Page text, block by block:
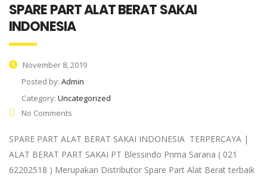
SPARE PART ALAT BERAT SAKAI
INDONESIA
November 8, 2019
Posted by: Admin
Category: Uncategorized
No Comments
SPARE PART ALAT BERAT SAKAI INDONESIA TERPERCAYA |
ALAT BERAT PART SAKAI PT Blessindo Prima Sarana ( 021
62202518 ) Merupakan Distributor Spare Part Alat Berat terbaik